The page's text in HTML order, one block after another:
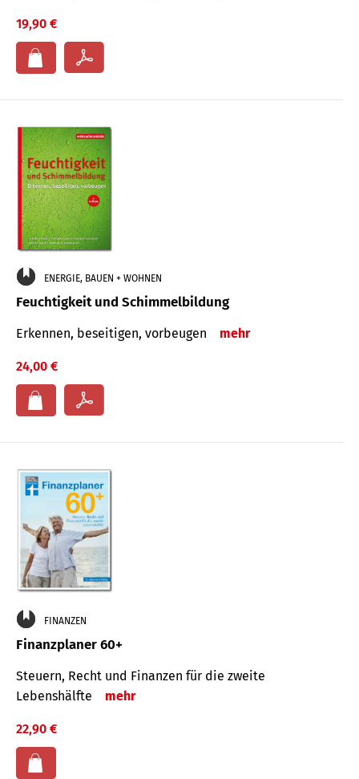
19,90 €
ENERGIE, BAUEN + WOHNEN
Feuchtigkeit und Schimmelbildung
Erkennen, beseitigen, vorbeugen mehr
24,00 €
FINANZEN
Finanzplaner 60+
Steuern, Recht und Finanzen für die zweite
Lebenshälfte
mehr
22,90 €